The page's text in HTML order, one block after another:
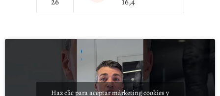
Haz clic para aceptar márketing cookies y